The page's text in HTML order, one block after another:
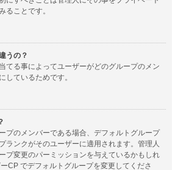
ることです。
うの？
てる事によってユーザーがどのグループのメン
しているためです。
プのメンバーである場合、デフォルトグループ
ランクがそのユーザーに適用されます。管理人
プ変更のパーミッションを与えているかもしれ
CP でデフォルトグループを変更してくださ